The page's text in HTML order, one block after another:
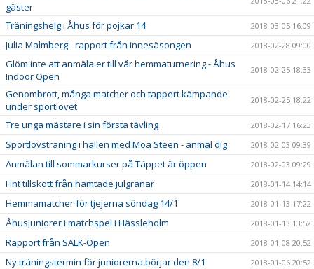
gäster
Träningshelg i Åhus för pojkar 14 2018-03-05 16:09
Julia Malmberg - rapport från innesäsongen 2018-02-28 09:00
Glöm inte att anmäla er till vår hemmaturnering - Åhus
Indoor Open
2018-02-25 18:33
Genombrott, många matcher och tappert kämpande
under sportlovet
2018-02-25 18:22
Tre unga mästare i sin första tävling 2018-02-17 16:23
Sportlovsträning i hallen med Moa Steen - anmäl dig 2018-02-03 09:39
Anmälan till sommarkurser på Täppet är öppen 2018-02-03 09:29
Fint tillskott från hämtade julgranar 2018-01-14 14:14
Hemmamatcher för tjejerna söndag 14/1 2018-01-13 17:22
Åhusjuniorer i matchspel i Hässleholm 2018-01-13 13:52
Rapport från SALK-Open 2018-01-08 20:52
Ny träningstermin för juniorerna börjar den 8/1 2018-01-06 20:52